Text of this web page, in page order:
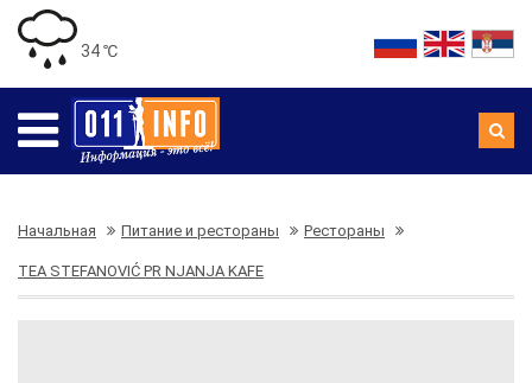
34 ℃
Начальная Питание и рестораны Рестораны
TEA STEFANOVIĆ PR NJANJA KAFE